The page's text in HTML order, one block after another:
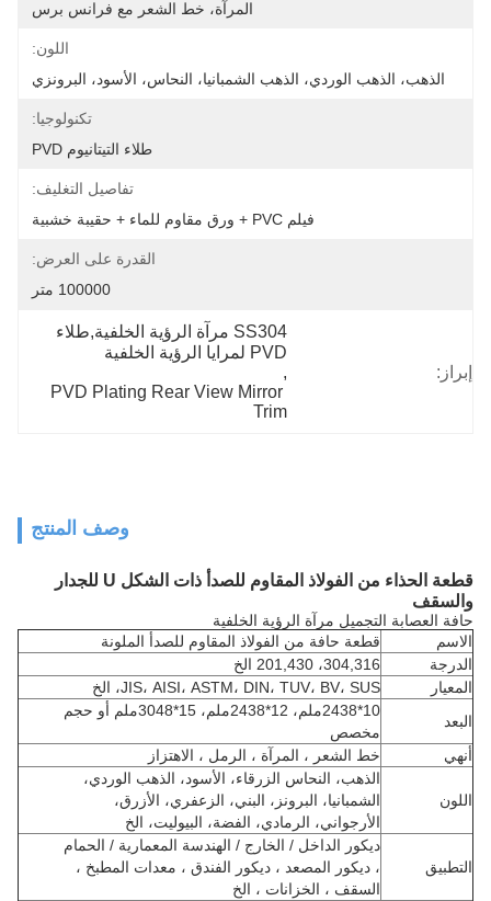
المرآة، خط الشعر مع فرانس برس
اللون:
الذهب، الذهب الوردي، الذهب الشمبانيا، النحاس، الأسود، البرونزي
تكنولوجيا:
طلاء التيتانيوم PVD
تفاصيل التغليف:
فيلم PVC + ورق مقاوم للماء + حقيبة خشبية
القدرة على العرض:
100000 متر
إبراز:
SS304 مرآة الرؤية الخلفية,طلاء
PVD لمرايا الرؤية الخلفية
,
PVD Plating Rear View Mirror
Trim
وصف المنتج
قطعة الحذاء من الفولاذ المقاوم للصدأ ذات الشكل U للجدار
والسقف
حافة العصابة التجميل مرآة الرؤية الخلفية
الاسم
قطعة حافة من الفولاذ المقاوم للصدأ الملونة
الدرجة
304,316، 201,430 الخ
المعيار
JIS، AISI، ASTM، DIN، TUV، BV، SUS، الخ
البعد
10*2438ملم، 12*2438ملم، 15*3048ملم أو حجم
مخصص
أنهي
خط الشعر ، المرآة ، الرمل ، الاهتزاز
اللون
الذهب، النحاس الزرقاء، الأسود، الذهب الوردي،
الشمبانيا، البرونز، البني، الزعفري، الأزرق،
الأرجواني، الرمادي، الفضة، البيوليت، الخ
التطبيق
ديكور الداخل / الخارج / الهندسة المعمارية / الحمام
، ديكور المصعد ، ديكور الفندق ، معدات المطبخ ،
السقف ، الخزانات ، الخ